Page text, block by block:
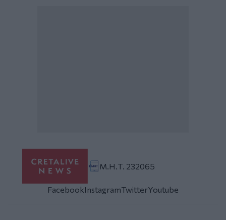
Μ.Η.Τ. 232065
FacebookInstagramTwitterYoutube